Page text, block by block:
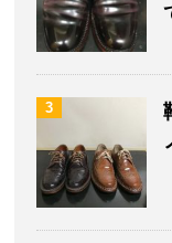
3